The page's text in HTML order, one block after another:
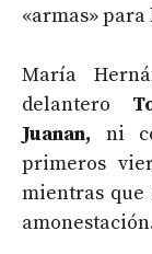
«armas»
María
delantero
Juanan, ni
primeros
mientras